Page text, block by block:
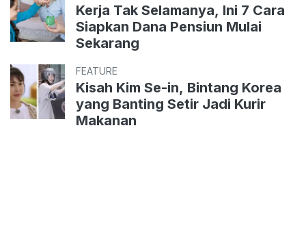
Kerja Tak Selamanya, Ini 7 Cara
Siapkan Dana Pensiun Mulai
Sekarang
FEATURE
Kisah Kim Se-in, Bintang Korea
yang Banting Setir Jadi Kurir
Makanan